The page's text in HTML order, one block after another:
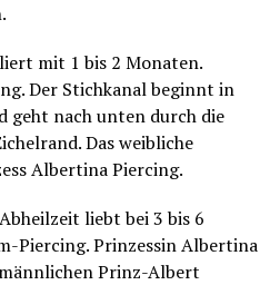
mit 1 bis 2 Monaten.
Der Stichkanal beginnt in
geht nach unten durch die
Das weibliche
Albertina Piercing.
liebt bei 3 bis 6
Piercing. Prinzessin Albertina
Prinz-Albert